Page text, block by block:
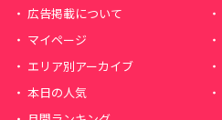
広告掲載について
マイページ
エリア別アーカイブ
本日の人気